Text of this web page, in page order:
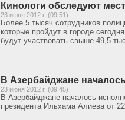
Кинологи обследуют
23 июня 2012 г. (09:51)
Более 5 тысяч сотрудников
которые пройдут в городе
будут участвовать свыше 49,5
В Азербайджане
23 июня 2012 г. (09:45)
В Азербайджане началось
президента Ильхама Алиева от